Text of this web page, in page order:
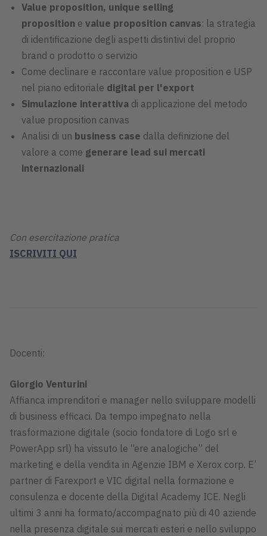
Value proposition, unique selling
proposition e value proposition canvas: la strategia
di identificazione degli aspetti distintivi del proprio
brand o prodotto o servizio
Come declinare e raccontare value proposition e USP
nel piano editoriale digital per l'export
Simulazione interattiva di applicazione del metodo
value proposition canvas
Analisi di un business case dalla definizione del
valore a come generare lead sui mercati
internazionali
Con esercitazione pratica
ISCRIVITI QUI
Docenti:
Giorgio Venturini
Affianca imprenditori e manager nello sviluppare modelli
di business efficaci. Da tempo impegnato nella
trasformazione digitale (socio fondatore di Logo srl e
PowerApp srl) ha vissuto le “ere analogiche” del
marketing e della vendita in Agenzie IBM e Xerox corp. E’
partner di Farexport e VIC digital nella formazione e
consulenza e docente della Digital Academy ICE. Negli
ultimi 3 anni ha formato/accompagnato più di 40 aziende
nella presenza digitale sui mercati esteri e nello sviluppo